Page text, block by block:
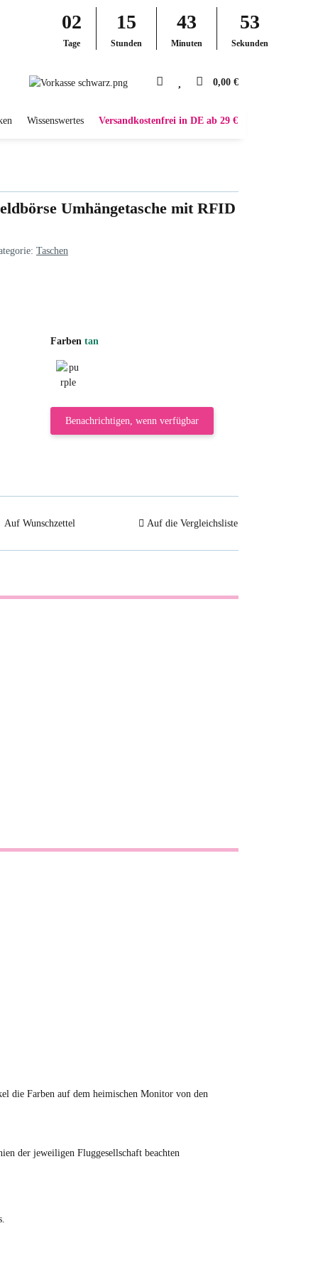
02
Tage
15
Stunden
43
Minuten
52
Sekunden
0,00 €
Wissenswertes Versandkostenfrei in DE ab 29 €
Umhängetasche mit RFID
Taschen
Farben tan
Benachrichtigen, wenn verfügbar
Auf Wunschzettel Auf die Vergleichsliste
die Farben auf dem heimischen Monitor von den
der jeweiligen Fluggesellschaft beachten